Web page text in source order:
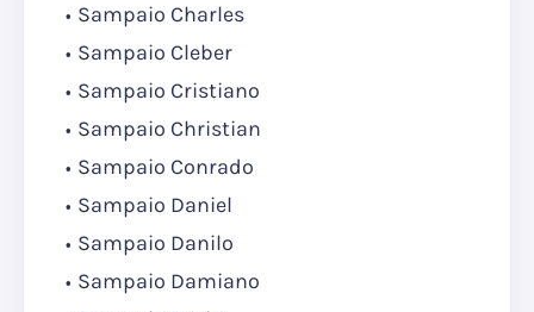
Sampaio Charles
Sampaio Cleber
Sampaio Cristiano
Sampaio Christian
Sampaio Conrado
Sampaio Daniel
Sampaio Danilo
Sampaio Damiano